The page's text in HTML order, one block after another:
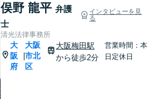
俣野 龍平 弁護
士
インタビューを見
る
清光法律事務所
大
阪
府
大阪
市北
区
大阪梅田駅
から徒歩2分
営業時間：本
日定休日